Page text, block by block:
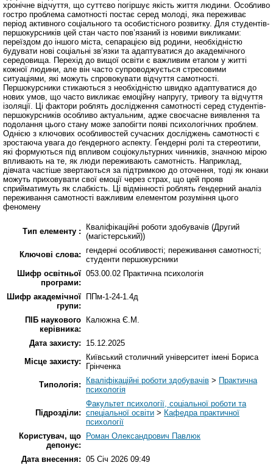
хронічне відчуття, що суттєво погіршує якість життя людини. Особливо
гостро проблема самотності постає серед молоді, яка переживає
період активного соціального та особистісного розвитку. Для студентів-
першокурсників цей стан часто пов’язаний із новими викликами:
переїздом до іншого міста, сепарацією від родини, необхідністю
будувати нові соціальні зв’язки та адаптуватися до академічного
середовища. Перехід до вищої освіти є важливим етапом у житті
кожної людини, але він часто супроводжується стресовими
ситуаціями, які можуть спровокувати відчуття самотності.
Першокурсники стикаються з необхідністю швидко адаптуватися до
нових умов, що часто викликає емоційну напругу, тривогу та відчуття
ізоляції. Ці фактори роблять дослідження самотності серед студентів-
першокурсників особливо актуальним, адже своєчасне виявлення та
подолання цього стану може запобігти появі психологічних проблем.
Однією з ключових особливостей сучасних досліджень самотності є
зростаюча увага до ґендерного аспекту. Ґендерні ролі та стереотипи,
які формуються під впливом соціокультурних чинників, значною мірою
впливають на те, як люди переживають самотність. Наприклад,
дівчата частіше звертаються за підтримкою до оточення, тоді як юнаки
можуть приховувати свої емоції через страх, що цей прояв
сприйматимуть як слабкість. Ці відмінності роблять ґендерний аналіз
переживання самотності важливим елементом розуміння цього
феномену
Тип елементу :
Кваліфікаційні роботи здобувачів (Другий
(магістерський))
Ключові слова: гендерні особливості; переживання самотності;
студенти першокурсники
Шифр освітньої
програми:
053.00.02 Практична психологія
Шифр академічної
групи:
ППм-1-24-1.4д
ПІБ наукового
керівника:
Калюжна Є.М.
Дата захисту:
15.12.2025
Місце захисту:
Київський столичний університет імені Бориса
Грінченка
Типологія:
Кваліфікаційні роботи здобувачів > Практична
психологія
Підрозділи:
Факультет психології, соціальної роботи та
спеціальної освіти > Кафедра практичної
психології
Користувач, що
депонує:
Роман Олександрович Павлюк
Дата внесення: 05 Січ 2026 09:49